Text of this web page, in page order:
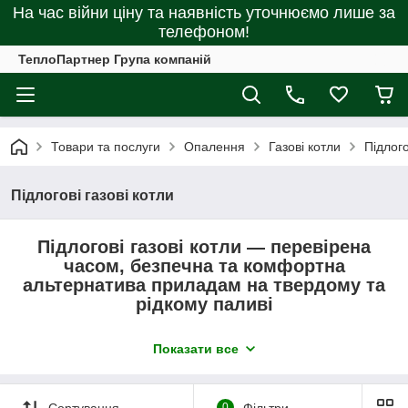
На час війни ціну та наявність уточнюємо лише за
телефоном!
ТеплоПартнер Група компаній
Товари та послуги Опалення Газові котли
Підлогові газові котли
Підлогові газові котли — перевірена
часом, безпечна та комфортна
альтернатива приладам на твердому та
рідкому паливі
Величезний вибір побутових і промислових
допоможе Вам підібрати оптимальний варіант
Показати все